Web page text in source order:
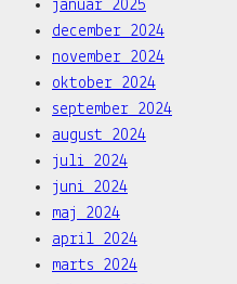
januar 2025
december 2024
november 2024
oktober 2024
september 2024
august 2024
juli 2024
juni 2024
maj 2024
april 2024
marts 2024